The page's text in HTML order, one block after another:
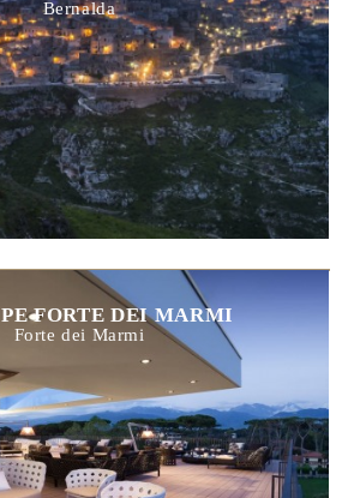
Bernalda
FORTE DEI MARMI
Forte dei Marmi